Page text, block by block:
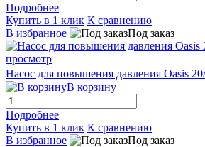
Подробнее
Купить в 1 клик К сравнению
В избранное
Под заказ
просмотр
Насос для повышения давления Oasis
В корзину
Подробнее
Купить в 1 клик К сравнению
В избранное
Под заказ